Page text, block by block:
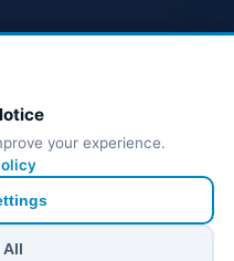
USD
your experience.
All